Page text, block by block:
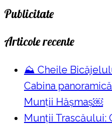
Publicitate
Articole recente
⛰️ Cheile
Cabina
Munții Hășmaș￼
Munții Trascăului: